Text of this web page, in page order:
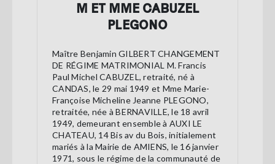
M ET MME CABUZEL
PLEGONO
Maître Benjamin GILBERT CHANGEMENT
DE RÉGIME MATRIMONIAL M. Francis
Paul Michel CABUZEL, retraité, né à
CANDAS, le 29 mai 1949 et Mme Marie-
Françoise Micheline Jeanne PLEGONO,
retraitée, née à BERNAVILLE, le 18 avril
1949, demeurant ensemble à AUXI LE
CHATEAU, 14 Bis av du Bois, initialement
mariés à la Mairie de AMIENS, le 16 janvier
1971, sous le régime de la communauté de